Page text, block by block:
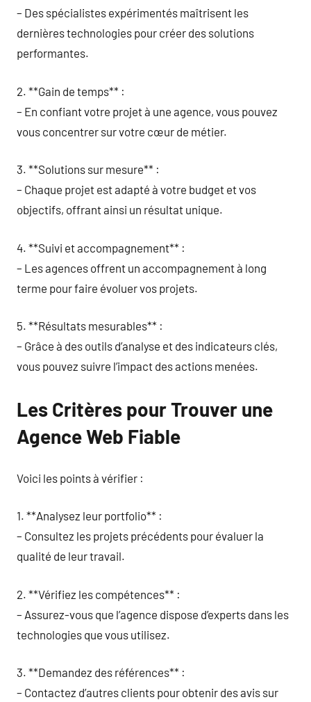
– Des spécialistes expérimentés maîtrisent les
dernières technologies pour créer des solutions
performantes.
2. **Gain de temps** :
– En confiant votre projet à une agence, vous pouvez
vous concentrer sur votre cœur de métier.
3. **Solutions sur mesure** :
– Chaque projet est adapté à votre budget et vos
objectifs, offrant ainsi un résultat unique.
4. **Suivi et accompagnement** :
– Les agences offrent un accompagnement à long
terme pour faire évoluer vos projets.
5. **Résultats mesurables** :
– Grâce à des outils d’analyse et des indicateurs clés,
vous pouvez suivre l’impact des actions menées.
Les Critères pour Trouver une
Agence Web Fiable
Voici les points à vérifier :
1. **Analysez leur portfolio** :
– Consultez les projets précédents pour évaluer la
qualité de leur travail.
2. **Vérifiez les compétences** :
– Assurez-vous que l’agence dispose d’experts dans les
technologies que vous utilisez.
3. **Demandez des références** :
– Contactez d’autres clients pour obtenir des avis sur